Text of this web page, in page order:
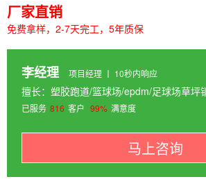
厂家直销
免费拿样，2-7天完工，5年质保
李经理 项目经理 丨 10秒内响应
擅长：塑胶跑道/篮球场/epdm/足球场草坪
已服务 816 客户 99% 满意度
马上咨询